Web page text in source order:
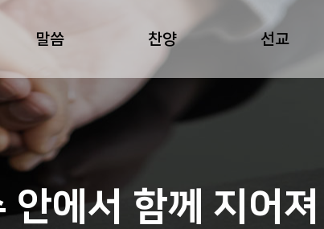
말씀 찬양 선교
안에서 함께 지어